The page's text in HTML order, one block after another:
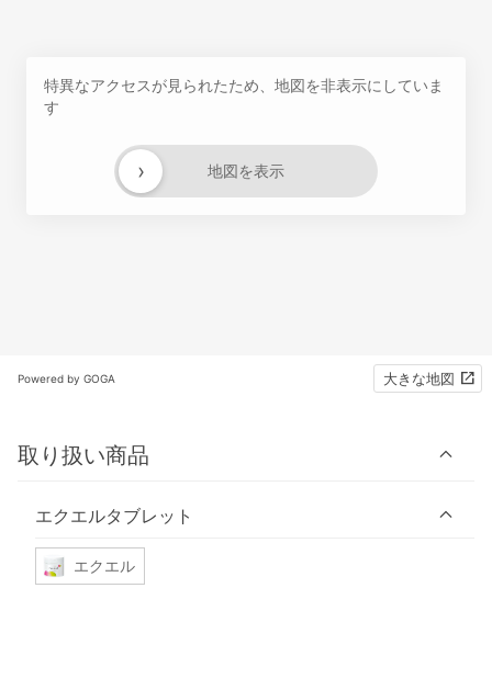
特異なアクセスが見られたため、地図を非表示にしていま
す
地図を表示
›
Powered by GOGA 大きな地図
取り扱い商品
エクエルタブレット
エクエル